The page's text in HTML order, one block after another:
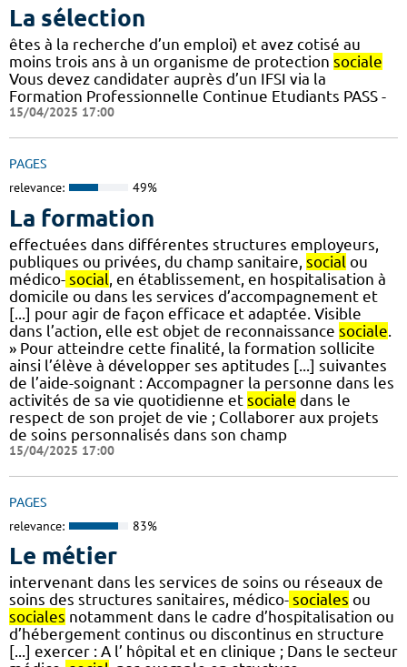
La sélection
êtes à la recherche d’un emploi) et avez cotisé au
moins trois ans à un organisme de protection sociale
Vous devez candidater auprès d’un IFSI via la
Formation Professionnelle Continue Etudiants PASS -
15/04/2025 17:00
PAGES
relevance: 49%
La formation
effectuées dans différentes structures employeurs,
publiques ou privées, du champ sanitaire, social ou
médico- social, en établissement, en hospitalisation à
domicile ou dans les services d’accompagnement et
[...] pour agir de façon efficace et adaptée. Visible
dans l’action, elle est objet de reconnaissance sociale.
» Pour atteindre cette finalité, la formation sollicite
ainsi l’élève à développer ses aptitudes [...] suivantes
de l’aide-soignant : Accompagner la personne dans les
activités de sa vie quotidienne et sociale dans le
respect de son projet de vie ; Collaborer aux projets
de soins personnalisés dans son champ
15/04/2025 17:00
PAGES
relevance: 83%
Le métier
intervenant dans les services de soins ou réseaux de
soins des structures sanitaires, médico- sociales ou
sociales notamment dans le cadre d’hospitalisation ou
d’hébergement continus ou discontinus en structure
[...] exercer : A l’ hôpital et en clinique ; Dans le secteur